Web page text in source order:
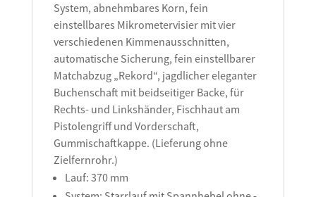
System, abnehmbares Korn, fein
einstellbares Mikrometervisier mit vier
verschiedenen Kimmenausschnitten,
automatische Sicherung, fein einstellbarer
Matchabzug „Rekord“, jagdlicher eleganter
Buchenschaft mit beidseitiger Backe, für
Rechts- und Linkshänder, Fischhaut am
Pistolengriff und Vorderschaft,
Gummischaftkappe. (Lieferung ohne
Zielfernrohr.)
Lauf: 370 mm